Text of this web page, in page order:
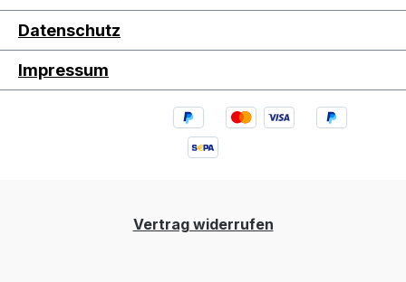
Datenschutz
Impressum
Vertrag widerrufen